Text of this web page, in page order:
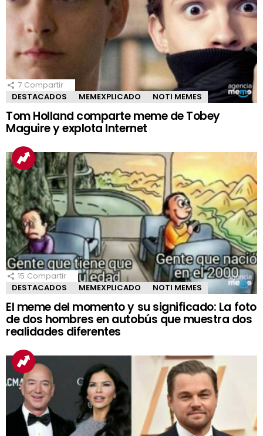
7 Compartir
DESTACADOS
MEMEXPLICADO NOTI MEMES
Tom Holland comparte meme de Tobey
Maguire y explota Internet
15 Compartir
DESTACADOS
MEMEXPLICADO NOTI MEMES
El meme del momento y su significado: La foto
de dos hombres en autobús que muestra dos
realidades diferentes